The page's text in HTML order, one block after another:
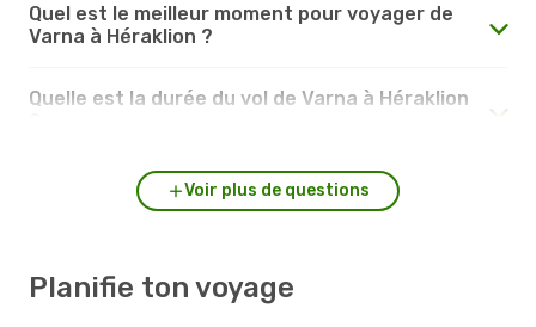
Quel est le meilleur moment pour voyager de
Varna à Héraklion ?
Quelle est la durée du vol de Varna à Héraklion
Voir plus de questions
Planifie ton voyage